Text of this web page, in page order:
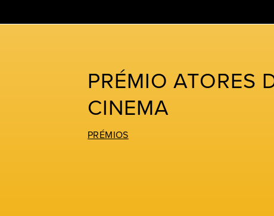
PRÉMIO ATORES
CINEMA
PRÉMIOS